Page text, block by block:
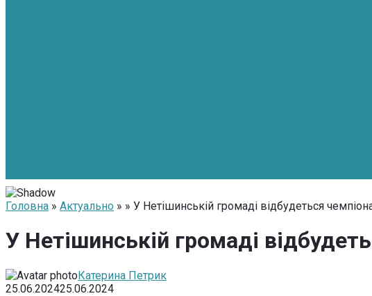
Головна » Актуально » » У Нетішинській громаді відбудеться
У Нетішинській громаді
Катерина Петрик
25.06.202425.06.2024